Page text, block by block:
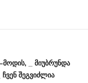
მოდის, _ მიუბრუნდა
ჩვენ შეგვიძლია